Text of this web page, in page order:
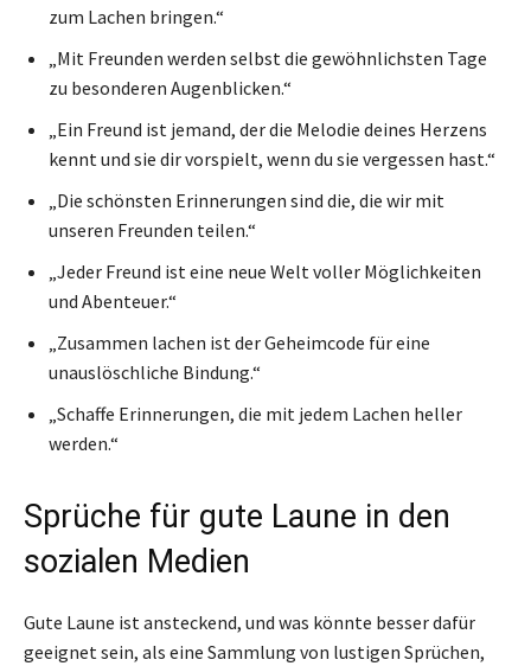
zum Lachen bringen.“
„Mit Freunden werden selbst die gewöhnlichsten Tage
zu besonderen Augenblicken.“
„Ein Freund ist jemand, der die Melodie deines Herzens
kennt und sie dir vorspielt, wenn du sie vergessen hast.“
„Die schönsten Erinnerungen sind die, die wir mit
unseren Freunden teilen.“
„Jeder Freund ist eine neue Welt voller Möglichkeiten
und Abenteuer.“
„Zusammen lachen ist der Geheimcode für eine
unauslöschliche Bindung.“
„Schaffe Erinnerungen, die mit jedem Lachen heller
werden.“
Sprüche für gute Laune in den
sozialen Medien
Gute Laune ist ansteckend, und was könnte besser dafür
geeignet sein, als eine Sammlung von lustigen Sprüchen,